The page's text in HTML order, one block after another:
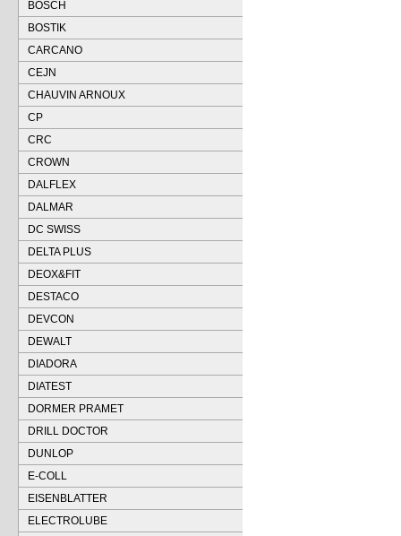
BOSCH
BOSTIK
CARCANO
CEJN
CHAUVIN ARNOUX
CP
CRC
CROWN
DALFLEX
DALMAR
DC SWISS
DELTA PLUS
DEOX&FIT
DESTACO
DEVCON
DEWALT
DIADORA
DIATEST
DORMER PRAMET
DRILL DOCTOR
DUNLOP
E-COLL
EISENBLATTER
ELECTROLUBE